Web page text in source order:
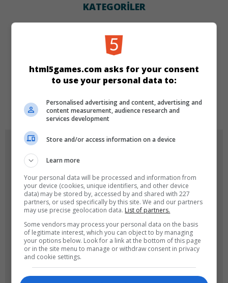
KATEGORILER
DILLER
de tr en
OYUN RESIMLERI
180x180 120x120
html5games.com asks for your consent
to use your personal data to:
Personalised advertising and content, advertising and
content measurement, audience research and
services development
Store and/or access information on a device
Learn more
Your personal data will be processed and information from
your device (cookies, unique identifiers, and other device
data) may be stored by, accessed by and shared with 227
partners, or used specifically by this site. We and our partners
may use precise geolocation data. List of partners.
Some vendors may process your personal data on the basis
of legitimate interest, which you can object to by managing
your options below. Look for a link at the bottom of this page
or in the site menu to manage or withdraw consent in privacy
and cookie settings.